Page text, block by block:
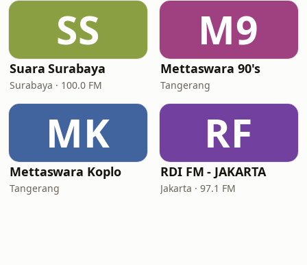
SS
Suara Surabaya
Surabaya · 100.0 FM
M9
Mettaswara 90's
Tangerang
MK
Mettaswara Koplo
Tangerang
RF
RDI FM - JAKARTA
Jakarta · 97.1 FM